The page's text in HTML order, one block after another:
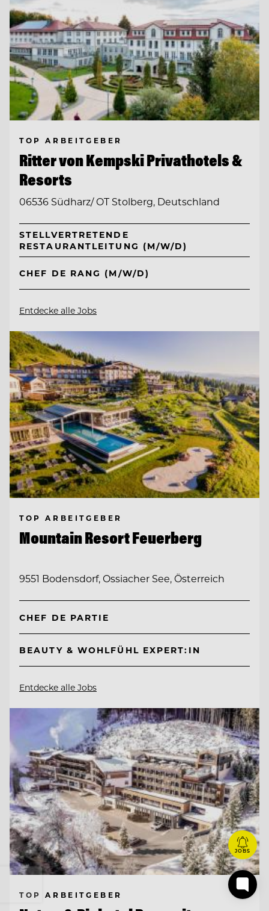
TOP ARBEITGEBER
Ritter von Kempski Privathotels &
Resorts
06536 Südharz/ OT Stolberg, Deutschland
STELLVERTRETENDE
RESTAURANTLEITUNG (M/W/D)
CHEF DE RANG (M/W/D)
Entdecke alle Jobs
TOP ARBEITGEBER
Mountain Resort Feuerberg
9551 Bodensdorf, Ossiacher See, Österreich
CHEF DE PARTIE
BEAUTY & WOHLFÜHL EXPERT:IN
Entdecke alle Jobs
TOP ARBEITGEBER
JOBS